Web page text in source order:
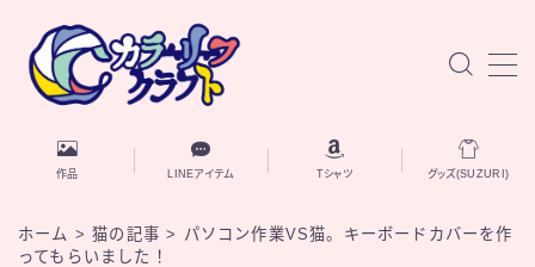
MENU
お知らせ
作品
作品 LINEアイテム Tシャツ グッズ(SUZURI)
ホーム >猫の記事 > パソコン作業VS猫。キーボードカバーを作
ってもらいました！